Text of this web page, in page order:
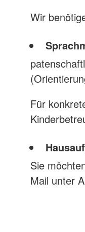
Wir
Für
Sie
Mail unter